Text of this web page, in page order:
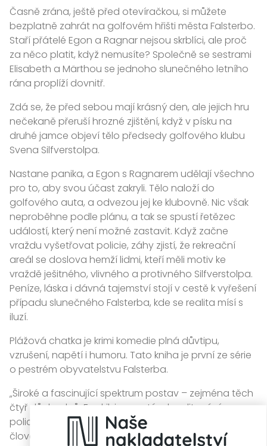
Časně zrána, ještě před otevíračkou, si můžete
bezplatně zahrát na golfovém hřišti města Falsterbo.
Staří přátelé Egon a Ragnar nejsou skrblíci, ale proč
za něco platit, když nemusíte? Společně se sestrami
Elisabeth a Märthou se jednoho slunečného letního
rána proplíží dovnitř.
Zdá se, že před sebou mají krásný den, ale jejich hru
nečekaně přeruší hrozné zjištění, když v písku na
druhé jamce objeví tělo předsedy golfového klubu
Svena Silfverstolpa.
Nastane panika, a Egon s Ragnarem udělají všechno
pro to, aby svou účast zakryli. Tělo naloží do
golfového auta, a odvezou jej ke klubovně. Nic však
neproběhne podle plánu, a tak se spustí řetězec
událostí, který není možné zastavit. Když začne
vraždu vyšetřovat policie, záhy zjistí, že rekreační
areál se doslova hemží lidmi, kteří měli motiv ke
vraždě ješitného, vlivného a protivného Silfverstolpa.
Peníze, láska i dávná tajemství stojí v cestě k vyřešení
případu slunečného Falsterba, kde se realita mísí s
iluzí.
Plážová chatka je krimi komedie plná důvtipu,
vzrušení, napětí i humoru. Tato kniha je první ze série
o pestrém obyvatelstvu Falsterba.
„Široké a fascinující spektrum postav – zejména těch
čtyř důchodců. Fredrik je mrzutý a k politování,
policista Mårten je naivní a trochu směšný. Jediný
člověk se špetkou rozumu je policistka Lisa, ale v tom